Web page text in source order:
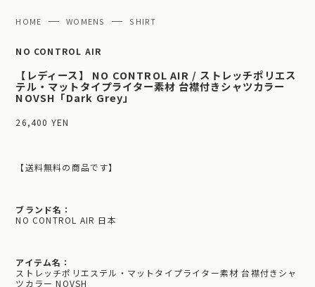
HOME WOMENS SHIRT
NO CONTROL AIR
【レディース】 NO CONTROL AIR / ストレッチポリエス
テル・マットタイプライター素材 台襟付きシャツカラー
NOVSH「Dark Grey」
26,400 YEN
【送料無料の商品です】
ブランド名：
NO CONTROL AIR 日本
アイテム名：
ストレッチポリエステル・マットタイプライター素材 台襟付きシャ
ツカラー NOVSH